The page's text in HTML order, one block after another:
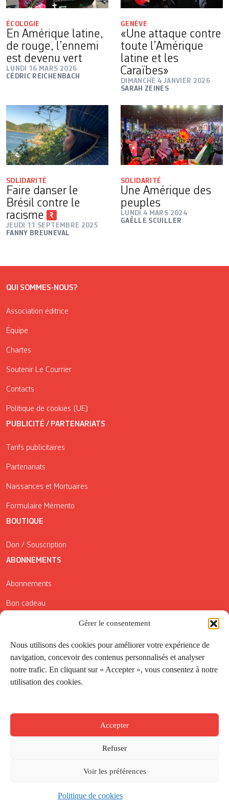
Gérer le consentement
Nous utilisons des cookies pour améliorer votre expérience de
navigation, concevoir des contenus personnalisés et analyser
notre trafic. En cliquant sur « Accepter », vous consentez à notre
utilisation des cookies.
Accepter
Refuser
Voir les préférences
Politique de cookies
ÉCOLOGIE
En Amérique latine,
de rouge, l’ennemi
est devenu vert
LUNDI 16 MARS 2026
CÉDRIC REICHENBACH
GENÈVE
«Une attaque contre
toute l’Amérique
latine et les
Caraïbes»
DIMANCHE 4 JANVIER 2026
SARAH ZEINES
SOLIDARITÉ
Faire danser le
Brésil contre le
racisme
JEUDI 11 SEPTEMBRE 2025
FANNY BREUNEVAL
SOLIDARITÉ
Une Amérique des
peuples
LUNDI 4 MARS 2024
GAËLLE SCUILLER
QUI SOMMES-NOUS?
Association éditrice
Équipe
Chartes
Soutenir Le Courrier
Contacts
Politique de cookies (UE)
PUBLICITÉ / PARTENARIATS
Tarifs publicitaires
Partenariats
Naissances et Mortuaires
Formulaire Mémento
BOUTIQUE
Don / Souscription
ABONNEMENTS
Abonnements
Bon cadeau
Conditions générales de vente
Réductions de la Carte Côté Courrier
Application